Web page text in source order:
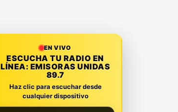
EN VIVO
ESCUCHA TU RADIO EN
LÍNEA: EMISORAS UNIDAS
89.7
Haz clic para escuchar desde
cualquier dispositivo